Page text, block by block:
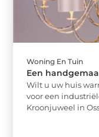
Woning En Tuin
Een
Wilt u uw huis
voor een
Kroonjuweel in